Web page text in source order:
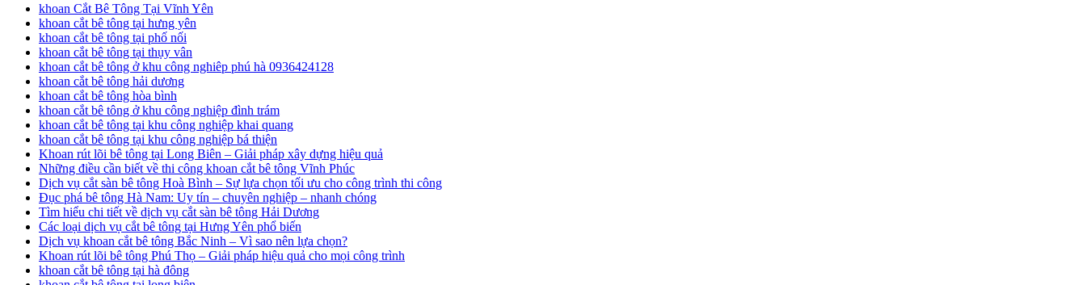
khoan Cắt Bê Tông Tại Vĩnh Yên
khoan cắt bê tông tại hưng yên
khoan cắt bê tông tại phố nối
khoan cắt bê tông tại thụy vân
khoan cắt bê tông ở khu công nghiêp phú hà 0936424128
khoan cắt bê tông hải dương
khoan cắt bê tông hòa bình
khoan cắt bê tông ở khu công nghiệp đình trám
khoan cắt bê tông tại khu công nghiệp khai quang
khoan cắt bê tông tại khu công nghiệp bá thiện
Khoan rút lõi bê tông tại Long Biên – Giải pháp xây dựng hiệu quả
Những điều cần biết về thi công khoan cắt bê tông Vĩnh Phúc
Dịch vụ cắt sàn bê tông Hoà Bình – Sự lựa chọn tối ưu cho công trình thi công
Đục phá bê tông Hà Nam: Uy tín – chuyên nghiệp – nhanh chóng
Tìm hiểu chi tiết về dịch vụ cắt sàn bê tông Hải Dương
Các loại dịch vụ cắt bê tông tại Hưng Yên phổ biến
Dịch vụ khoan cắt bê tông Bắc Ninh – Vì sao nên lựa chọn?
Khoan rút lõi bê tông Phú Thọ – Giải pháp hiệu quả cho mọi công trình
khoan cắt bê tông tại hà đông